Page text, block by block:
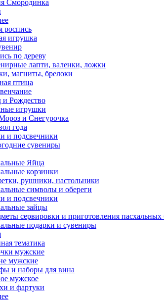
Смородинка
роспись
игрушка
по дереву
лапти, валенки, ложки
магниты, брелоки
птица
Рождество
игрушки
и Снегурочка
года
и подсвечники
сувениры
Яйца
корзинки
рушники, настольники
символы и обереги
и подсвечники
зайцы
сервировки и приготовления
подарки и сувениры
тематика
мужские
мужские
и наборы для вина
мужское
и фартуки